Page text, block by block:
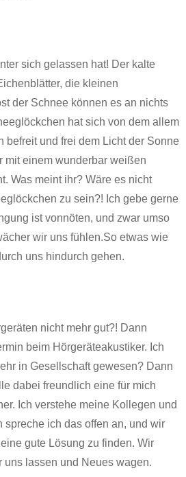
sich gelassen hat! Der kalte
die kleinen
der Schnee können es an nichts
hat sich von dem allem
befreit und frei dem Licht der Sonne
mit einem wunderbar weißen
Was meint ihr? Wäre es nicht
zu sein?! Ich gebe gerne
ist vonnöten, und zwar umso
wir uns fühlen.So etwas wie
uns hindurch gehen.
nicht mehr gut?! Dann
beim Hörgeräteakustiker. Ich
in Gesellschaft gewesen? Dann
dabei freundlich eine für mich
Ich verstehe meine Kollegen und
spreche ich das offen an, und wir
gute Lösung zu finden. Wir
uns lassen und Neues wagen.